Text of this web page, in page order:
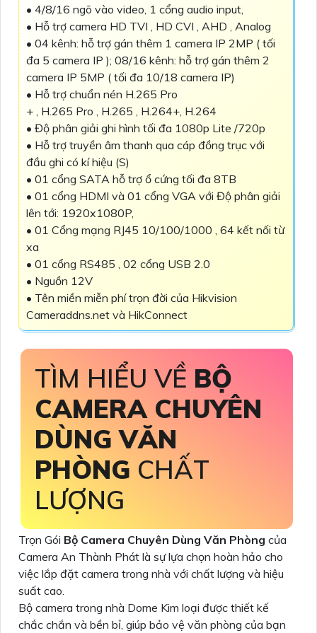
• 4/8/16 ngõ vào video, 1 cổng audio input,
• Hỗ trợ camera HD TVI , HD CVI , AHD , Analog
• 04 kênh: hỗ trợ gán thêm 1 camera IP 2MP ( tối
đa 5 camera IP ); 08/16 kênh: hỗ trợ gán thêm 2
camera IP 5MP ( tối đa 10/18 camera IP)
• Hỗ trợ chuẩn nén H.265 Pro
+ , H.265 Pro , H.265 , H.264+, H.264
• Độ phân giải ghi hình tối đa 1080p Lite /720p
• Hỗ trợ truyền âm thanh qua cáp đồng trục với
đầu ghi có kí hiệu (S)
• 01 cổng SATA hỗ trợ ổ cứng tối đa 8TB
• 01 cổng HDMI và 01 cổng VGA với Độ phân giải
lên tới: 1920x1080P,
• 01 Cổng mạng RJ45 10/100/1000 , 64 kết nối từ
xa
• 01 cổng RS485 , 02 cổng USB 2.0
• Nguồn 12V
• Tên miền miễn phí trọn đời của Hikvision
Cameraddns.net và HikConnect
TÌM HIỂU VỀ BỘ
CAMERA CHUYÊN
DÙNG VĂN
PHÒNG CHẤT
LƯỢNG
Trọn Gói Bộ Camera Chuyên Dùng Văn Phòng của
Camera An Thành Phát là sự lựa chọn hoàn hảo cho
việc lắp đặt camera trong nhà với chất lượng và hiệu
suất cao.
Bộ camera trong nhà Dome Kim loại được thiết kế
chắc chắn và bền bỉ, giúp bảo vệ văn phòng của bạn